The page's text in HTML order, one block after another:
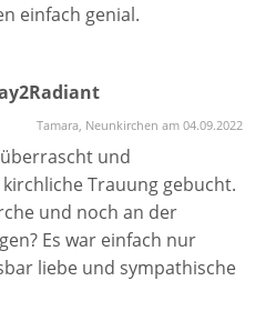
einfach genial.
Tamara, Neunkirchen am 04.09.2022
und
Trauung gebucht.
und noch an der
Es war einfach nur
liebe und sympathische
Schöner hätte es an